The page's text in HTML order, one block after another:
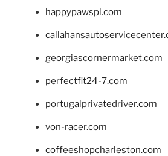
happypawspl.com
georgiascornermarket.com
perfectfit24-7.com
portugalprivatedriver.com
von-racer.com
coffeeshopcharleston.com